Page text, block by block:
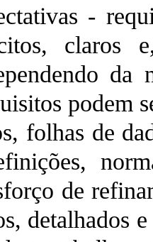
-
claros
podem
folhas de
de
detalhados